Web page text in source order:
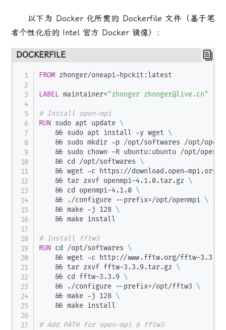
以下为 Docker 化所需的 Dockerfile 文件（基于笔
者个性化后的 Intel 官方 Docker 镜像）：
DOCKERFILE
FROM zhonger/oneapi-hpckit:latest
LABEL maintainer="zhonger zhonger@live.cn"
# Install open-mpi
RUN sudo apt update \
    && sudo apt install -y wget
\
&& sudo mkdir -p /opt/softwares /opt/
&& sudo chown -R ubuntu:ubuntu /opt/
    && cd /opt/softwares
\
&& wget -c https://download.open-
    && tar zxvf openmpi-4.1.0.tar.gz
\
    && cd openmpi-4.1.0
\
    && ./configure --prefix=/opt/openmpi
\
    && make -j 128
\
    && make install
# Install fftw3
RUN cd /opt/softwares \
&& wget -c http://www.fftw.org/fftw-
    && tar zxvf fftw-3.3.9.tar.gz
\
    && cd fftw-3.3.9
\
    && ./configure --prefix=/opt/fftw3
\
    && make -j 128
\
    && make install
# Add PATH for open-mpi & fftw3